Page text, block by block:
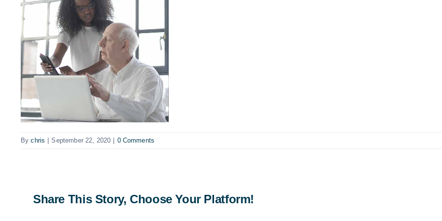
Bychris September 22, 2020 0 Comments
Share This Story, Choose Your Platform!